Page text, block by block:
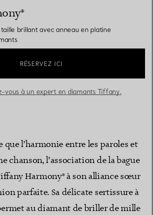
brillant avec anneau en platine
RÉSERVEZ ICI
vous à un expert en diamants Tiffany.
que l’harmonie entre les paroles et
chanson, l’association de la bague
Harmony® à son alliance sœur
parfaite. Sa délicate sertissure à
au diamant de briller de mille